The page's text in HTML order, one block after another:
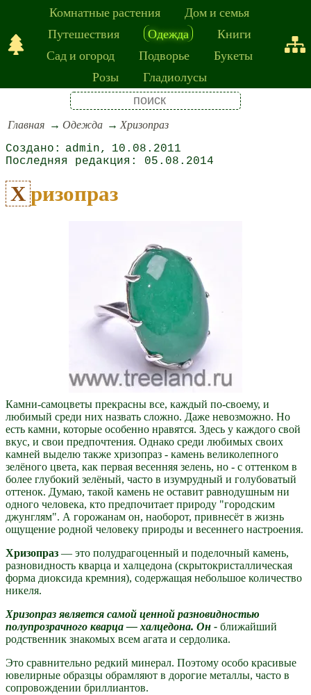
Комнатные растения
Дом и семья
Путешествия
Одежда
Книги
Сад и огород
Подворье
Букеты
Розы
Гладиолусы
Главная Одежда Хризопраз
admin
10.08.2011
05.08.2014
Хризопраз
Камни-самоцветы прекрасны все, каждый по-своему, и
любимый среди них назвать сложно. Даже невозможно. Но
есть камни, которые особенно нравятся. Здесь у каждого свой
вкус, и свои предпочтения. Однако среди любимых своих
камней выделю также хризопраз - камень великолепного
зелёного цвета, как первая весенняя зелень, но - с оттенком в
более глубокий зелёный, часто в изумрудный и голубоватый
оттенок. Думаю, такой камень не оставит равнодушным ни
одного человека, кто предпочитает природу "городским
джунглям". А горожанам он, наоборот, привнесёт в жизнь
ощущение родной человеку природы и весеннего настроения.
Хризопраз — это полудрагоценный и поделочный камень,
разновидность кварца и халцедона (скрытокристаллическая
форма диоксида кремния), содержащая небольшое количество
никеля.
Хризопраз является самой ценной разновидностью
полупрозрачного кварца — халцедона. Он - ближайший
родственник знакомых всем агата и сердолика.
Это сравнительно редкий минерал. Поэтому особо красивые
ювелирные образцы обрамляют в дорогие металлы, часто в
сопровождении бриллиантов.